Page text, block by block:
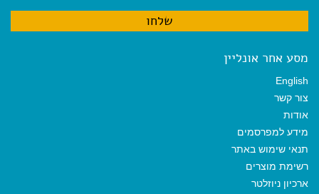
מסע אחר אונליין
English
צור קשר
אודות
מידע למפרסמים
תנאי שימוש באתר
רשימת מוצרים
ארכיון ניוזלטר